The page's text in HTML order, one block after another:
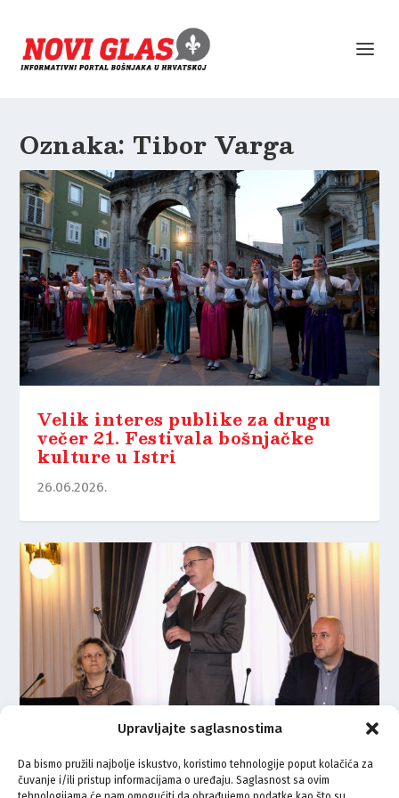
Upravljajte saglasnostima
Da bismo pružili najbolje iskustvo, koristimo tehnologije poput kolačića za
čuvanje i/ili pristup informacijama o uređaju. Saglasnost sa ovim
Oznaka: Tibor Varga
Velik interes publike za drugu
večer 21. Festivala bošnjačke
kulture u Istri
26.06.2026.
Savjet za nacionalne manjine